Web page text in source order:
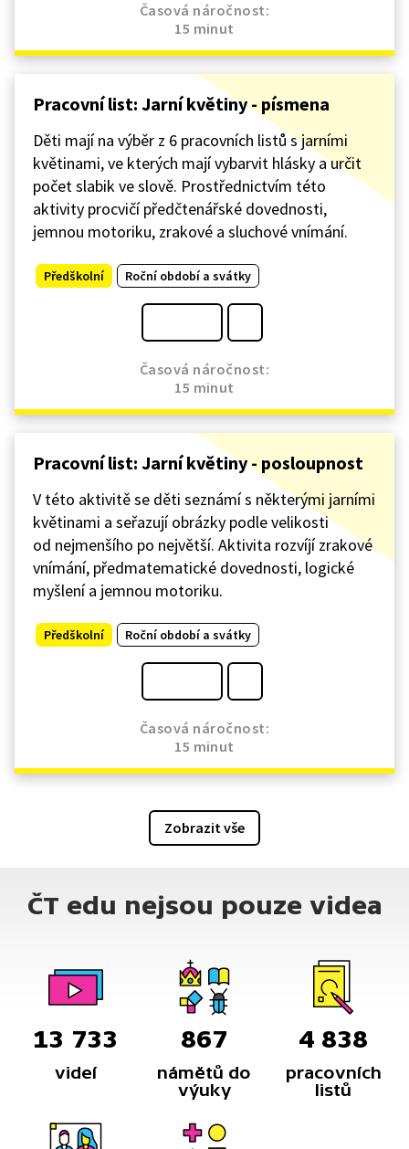
Časová náročnost:
15 minut
Pracovní list: Jarní květiny - písmena
Děti mají na výběr z 6 pracovních listů s jarními
květinami, ve kterých mají vybarvit hlásky a určit
počet slabik ve slově. Prostřednictvím této
aktivity procvičí předčtenářské dovednosti,
jemnou motoriku, zrakové a sluchové vnímání.
Předškolní Roční období a svátky
Časová náročnost:
15 minut
Pracovní list: Jarní květiny - posloupnost
V této aktivitě se děti seznámí s některými jarními
květinami a seřazují obrázky podle velikosti
od nejmenšího po největší. Aktivita rozvíjí zrakové
vnímání, předmatematické dovednosti, logické
myšlení a jemnou motoriku.
Předškolní Roční období a svátky
Časová náročnost:
15 minut
Zobrazit vše
ČT edu nejsou pouze videa
13 733
videí
867
námětů do
výuky
4 838
pracovních
listů